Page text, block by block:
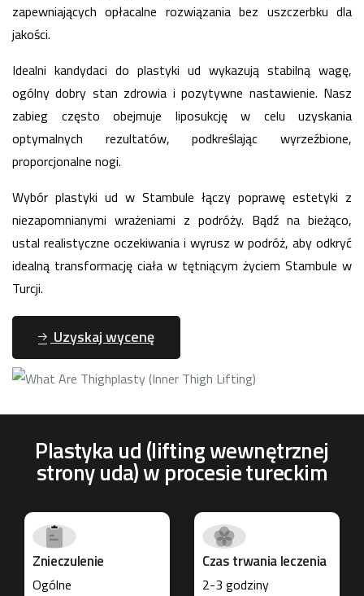
zapewniających opłacalne rozwiązania bez uszczerbku dla
jakości.
Idealni kandydaci do plastyki ud wykazują stabilną wagę,
ogólny dobry stan zdrowia i pozytywne nastawienie. Nasz
zabieg często obejmuje liposukcję w celu uzyskania
optymalnych rezultatów, podkreślając wyrzeźbione,
proporcjonalne nogi.
Wybór plastyki ud w Stambule łączy poprawę estetyki z
niezapomnianymi wrażeniami z podróży. Bądź na bieżąco,
ustal realistyczne oczekiwania i wyrusz w podróż, aby odkryć
idealną transformację ciała w tętniącym życiem Stambule w
Turcji.
Uzyskaj wycenę
Plastyka ud (lifting wewnętrznej
strony uda) w procesie tureckim
Znieczulenie
Ogólne
Czas trwania leczenia
2-3 godziny